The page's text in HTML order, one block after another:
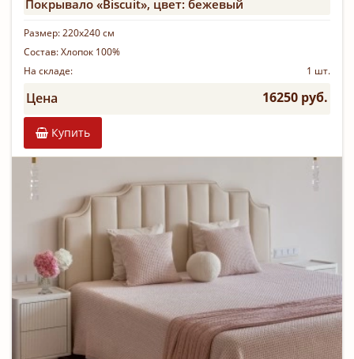
Покрывало «Biscuit», цвет: бежевый
Размер:220х240 см
Состав:Хлопок 100%
На складе:
1 шт.
Цена 16250 руб.
Купить